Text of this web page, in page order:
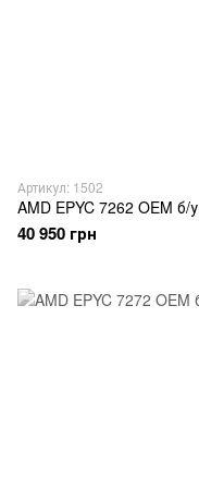
Артикул: 1502
AMD EPYC 7262 OEM б/у
40 950 грн